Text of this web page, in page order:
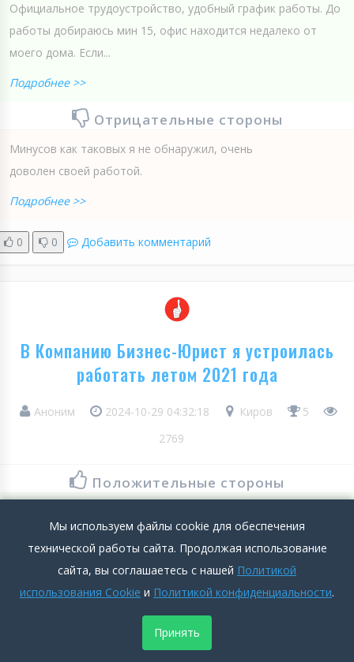
Официальное трудоустройство, удобный график работы. До
работы добираюсь мин 15, офис находится недалеко от
моего дома. Если...
Подробнее >>
Отрицательные стороны
Минусов как таковых я не обнаружил, очень
доволен своей работой.
Подробнее >>
0 0 Добавить комментарий
В Компанию Бизнес-Юрист я устроилась
работать летом 2021 года
Аноним 2024-10-29 04:32:18 Киров
5
2769
Положительные стороны
2021 года, сразу как только закончила университет.
Работаю здесь уже больше года и за это время уже доросла
от менеджера до руководящей должности. За это и люблю
свою работу, Компания дает все возможности для
профессионального роста и развития,...
Мы используем файлы cookie для обеспечения
технической работы сайта. Продолжая использование
сайта, вы соглашаетесь с нашей Политикой
использования Cookie и Политикой конфиденциальности.
Принять